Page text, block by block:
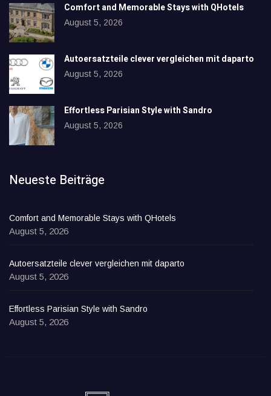
Comfort and Memorable Stays with QHotels
August 5, 2026
Autoersatzteile clever vergleichen mit daparto
August 5, 2026
Effortless Parisian Style with Sandro
August 5, 2026
Neueste Beiträge
Comfort and Memorable Stays with QHotels
August 5, 2026
Autoersatzteile clever vergleichen mit daparto
August 5, 2026
Effortless Parisian Style with Sandro
August 5, 2026